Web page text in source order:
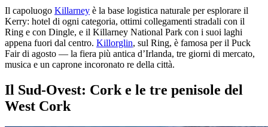
Il capoluogo Killarney è la base logistica naturale per esplorare il
Kerry: hotel di ogni categoria, ottimi collegamenti stradali con il
Ring e con Dingle, e il Killarney National Park con i suoi laghi
appena fuori dal centro. Killorglin, sul Ring, è famosa per il Puck
Fair di agosto — la fiera più antica d’Irlanda, tre giorni di mercato,
musica e un caprone incoronato re della città.
Il Sud-Ovest: Cork e le tre penisole del
West Cork